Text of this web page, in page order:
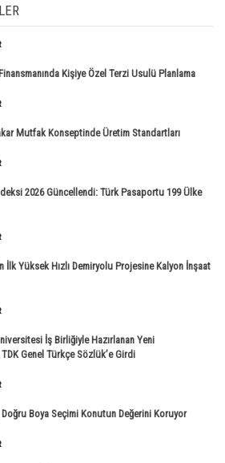
Kişiye Özel Terzi Usulü Planlama
Mutfak Konseptinde Üretim Standartları
2026 Güncellendi: Türk Pasaportu 199 Ülke
İlk Yüksek Hızlı Demiryolu Projesine Kalyon İnşaat
İş Birliğiyle Hazırlanan Yeni
Genel Türkçe Sözlük’e Girdi
Doğru Boya Seçimi Konutun Değerini Koruyor